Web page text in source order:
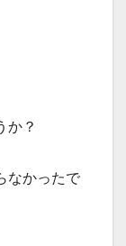
か？
なかったで